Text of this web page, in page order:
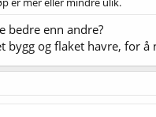
bedre enn andre?
bygg og flaket havre, for å